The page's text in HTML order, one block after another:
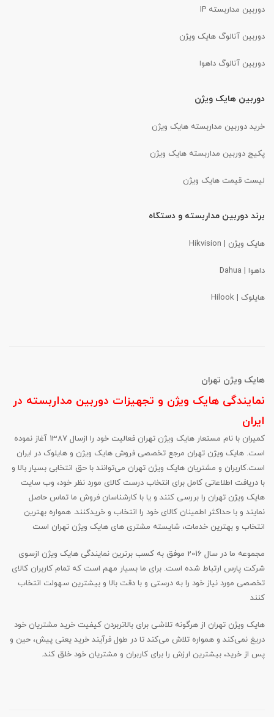
دوربین مداربسته IP
دوربین آنالوگ هایک ویژن
دوربین آنالوگ داهوا
دوربین هایک ویژن
خرید دوربین مداربسته هایک ویژن
پکیج دوربین مداربسته هایک ویژن
لیست قیمت هایک ویژن
برند دوربین مداربسته و دستگاه
هایک ویژن | Hikvision
داهوا | Dahua
هایلوک | Hilook
هایک ویژن تهران
نمایندگی هایک ویژن و تجهیزات دوربین مداربسته در
ایران
کمیران با نام مستعار هایک ویژن تهران فعالیت خود را ازسال 1387 آغاز نموده
است. هایک ویژن تهران مرجع تخصصی فروش هایک ویژن و هایلوک در ایران
است.کاربران و مشتریان هایک ویژن تهران می‌‏‌توانند با حق انتخابی بسیار بالا و
با دریافت اطلاعاتی کامل برای انتخاب درست کالای مورد نظر خود، وب سایت
هایک ویژن تهران را بررسی کنند و یا با کارشناسان فروش ما تماس حاصل
نمایند و با حداکثر اطمینان کالای خود را انتخاب و خریدکنند. همواره بهترین
انتخاب و بهترین خدمات، شایسته مشتری های هایک ویژن تهران است
مجموعه ما در سال 2016 موفق به کسب برترین نمایندگی هایک ویژن ازسوی
شرکت پارس ارتباط شده است. برای ما بسیار مهم است که تمام کاربران کالای
تخصصی مورد نیاز خود را به درستی و با دقت بالا و بیشترین سهولت انتخاب
کنند
هایک ویژن تهران از هرگونه تلاشی برای بالاتربردن کیفیت خرید مشتریان خود
دریغ نمی‏‌کند و همواره تلاش می‏‌کند تا در طول فرآیند خرید یعنی پیش، حین و
پس از خرید، بیشترین ارزش را برای کاربران و مشتریان خود خلق کند.